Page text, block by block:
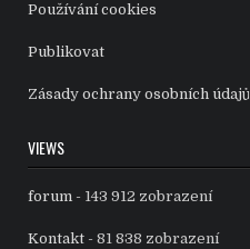
Používání cookies
Publikovat
Zásady ochrany osobních údajů
VIEWS
forum - 143 912 zobrazení
Kontakt - 81 838 zobrazení